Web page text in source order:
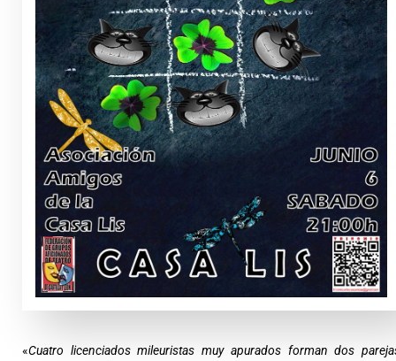
«Cuatro licenciados mileuristas muy apurados forman dos